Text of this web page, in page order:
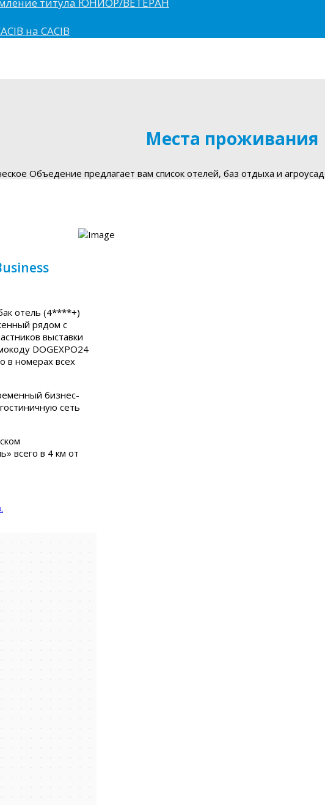
на CACIB
Места проживания
Объедение предлагает вам список отелей, баз отдыха и
отель (4****+)
рядом с
выставки
DOGEXPO24
в номерах всех
бизнес-
сеть
всего в 4 км от